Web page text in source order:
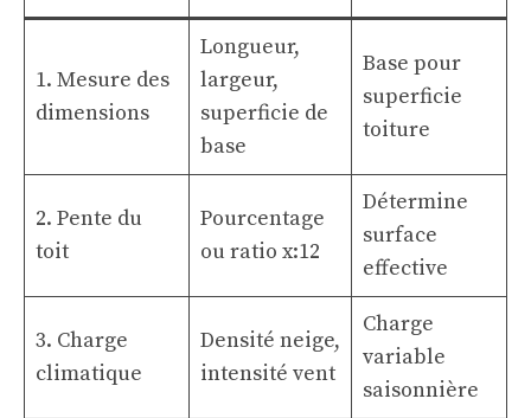
1. Mesure des
dimensions
Longueur,
largeur,
superficie de
base
Base pour
superficie
toiture
2. Pente du
toit
Pourcentage
ou ratio x:12
Détermine
surface
effective
3. Charge
climatique
Densité neige,
intensité vent
Charge
variable
saisonnière